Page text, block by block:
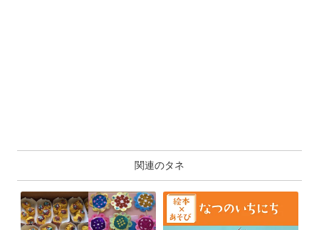
関連のタネ